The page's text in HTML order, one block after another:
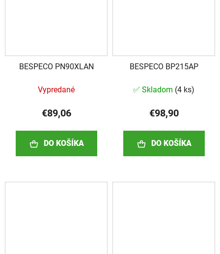
BESPECO PN90XLAN
Vypredané
€89,06
DO KOŠÍKA
BESPECO BP215AP
✅ Skladom (4 ks)
€98,90
DO KOŠÍKA